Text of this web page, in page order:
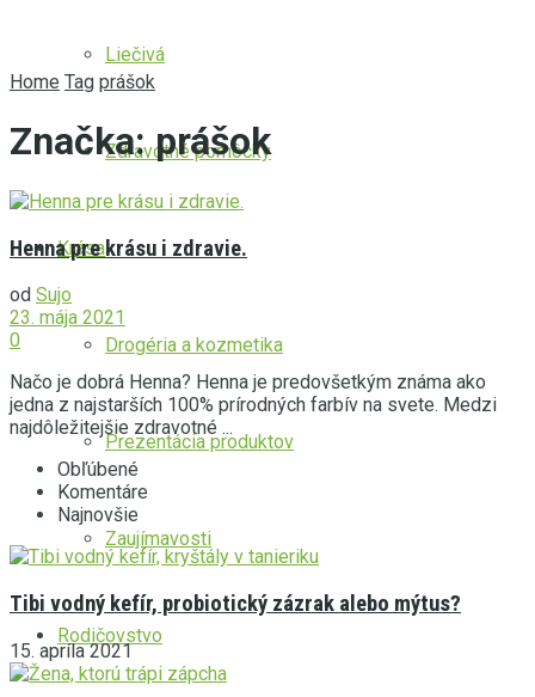
Liečivá
Zdravotné pomôcky
Krása
Drogéria a kozmetika
Prezentácia produktov
Zaujímavosti
Rodičovstvo
Home Tag prášok
Značka:prášok
Henna pre krásu i zdravie.
od Sujo
23. mája 2021
0
Načo je dobrá Henna? Henna je predovšetkým známa ako
jedna z najstarších 100% prírodných farbív na svete. Medzi
najdôležitejšie zdravotné ...
Obľúbené
Komentáre
Najnovšie
Tibi vodný kefír, probiotický zázrak alebo mýtus?
15. apríla 2021